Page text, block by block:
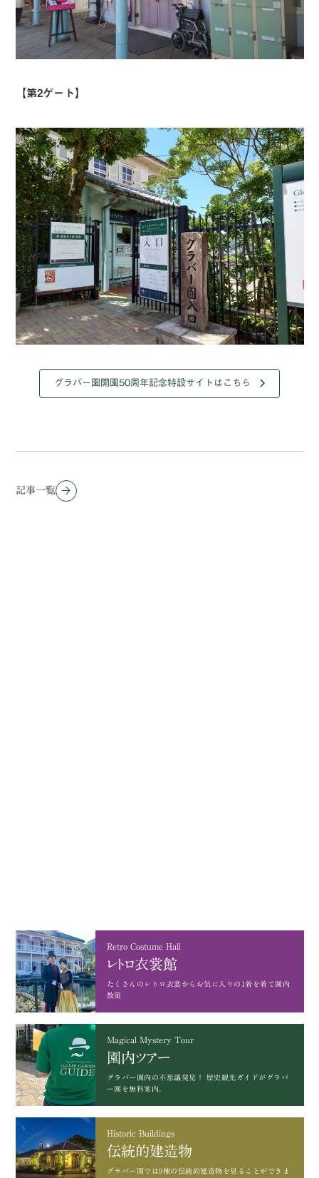
【第2ゲート】
グラバー園開園50周年記念特設サイトはこちら
記事一覧
Retro Costume Hall
レトロ衣裳館
たくさんのレトロ衣裳から お気に入りの1着を着て園内
散策
Magical Mystery Tour
園内ツアー
グラバー園内の不思議発見！
歴史観光ガイドがグラバ
ー園を無料案内。
Historic Buildings
伝統的建造物
グラバー園では9棟の 伝統的建造物を見ることができま